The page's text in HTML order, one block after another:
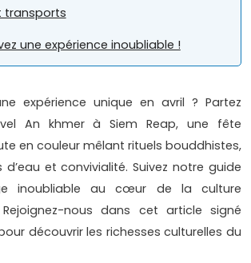
transports
une expérience inoubliable !
expérience unique en avril ? Partez
An khmer à Siem Reap, une fête
en couleur mêlant rituels bouddhistes,
et convivialité. Suivez notre guide
inoubliable au cœur de la culture
nous dans cet article signé
découvrir les richesses culturelles du